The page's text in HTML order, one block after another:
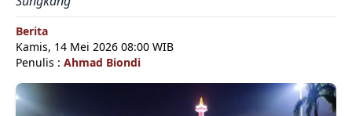
Berita
Kamis, 14 Mei 2026 08:00 WIB
Penulis : Ahmad Biondi